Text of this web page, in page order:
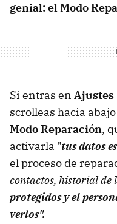
genial: el Modo
Si entras en Ajustes
scrolleas hacia
Modo Reparación,
activarla "tus datos
el proceso de
contactos, historial de
protegidos y el
verlos".